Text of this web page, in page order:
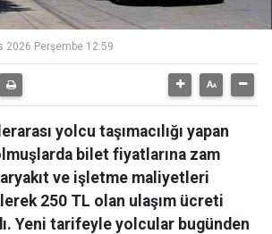
2026 Perşembe 12:59
yolcu taşımacılığı yapan
bilet fiyatlarına zam
ve işletme maliyetleri
250 TL olan ulaşım ücreti
Yeni tarifeyle yolcular bugünden